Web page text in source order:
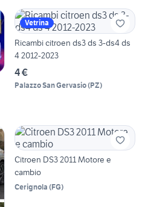
Vetrina
Ricambi citroen ds3 ds 3-ds4 ds
4 2012-2023
4 €
Palazzo San Gervasio(PZ)
Citroen DS3 2011 Motore e
cambio
Cerignola (FG)